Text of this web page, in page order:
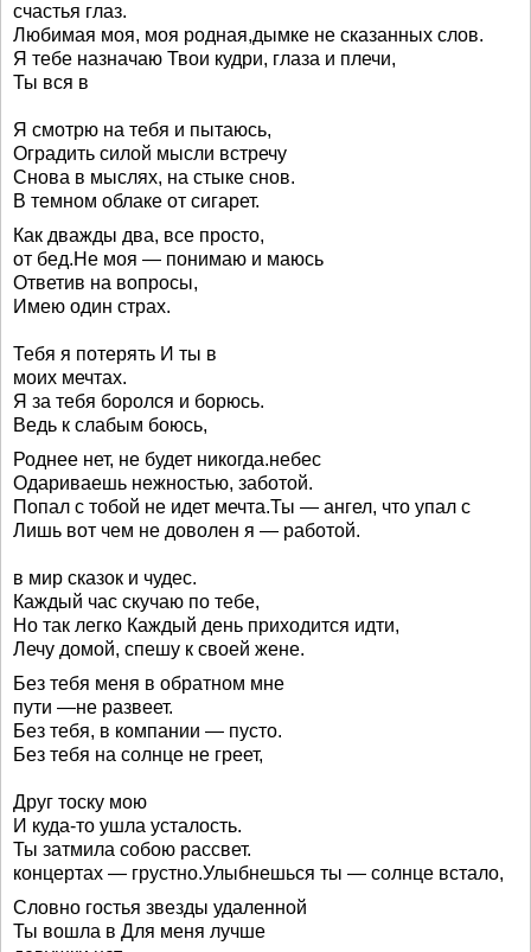
счастья глаз.
Любимая моя, моя родная,дымке не сказанных слов.
Я тебе назначаю Твои кудри, глаза и плечи,
Ты вся в
Я смотрю на тебя и пытаюсь,
Оградить силой мысли встречу
Снова в мыслях, на стыке снов.
В темном облаке от сигарет.
Как дважды два, все просто,
от бед.Не моя — понимаю и маюсь
Ответив на вопросы,
Имею один страх.
Тебя я потерять И ты в
моих мечтах.
Я за тебя боролся и борюсь.
Ведь к слабым боюсь,
Роднее нет, не будет никогда.небес
Одариваешь нежностью, заботой.
Попал с тобой не идет мечта.Ты — ангел, что упал с
Лишь вот чем не доволен я — работой.
в мир сказок и чудес.
Каждый час скучаю по тебе,
Но так легко Каждый день приходится идти,
Лечу домой, спешу к своей жене.
Без тебя меня в обратном мне
пути —не развеет.
Без тебя, в компании — пусто.
Без тебя на солнце не греет,
Друг тоску мою
И куда-то ушла усталость.
Ты затмила собою рассвет.
концертах — грустно.Улыбнешься ты — солнце встало,
Словно гостья звезды удаленной
Ты вошла в Для меня лучше